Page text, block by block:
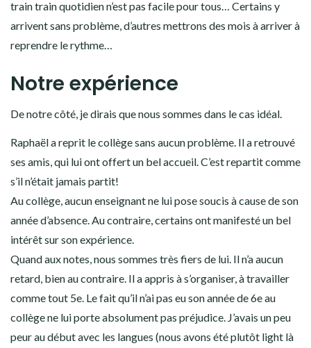
train train quotidien n’est pas facile pour tous… Certains y
arrivent sans problème, d’autres mettrons des mois à arriver à
reprendre le rythme…
Notre expérience
De notre côté, je dirais que nous sommes dans le cas idéal.
Raphaël a reprit le collège sans aucun problème. Il a retrouvé
ses amis, qui lui ont offert un bel accueil. C’est repartit comme
s’il n’était jamais partit!
Au collège, aucun enseignant ne lui pose soucis à cause de son
année d’absence. Au contraire, certains ont manifesté un bel
intérêt sur son expérience.
Quand aux notes, nous sommes très fiers de lui. Il n’a aucun
retard, bien au contraire. Il a appris à s’organiser, à travailler
comme tout 5e. Le fait qu’il n’ai pas eu son année de 6e au
collège ne lui porte absolument pas préjudice. J’avais un peu
peur au début avec les langues (nous avons été plutôt light là